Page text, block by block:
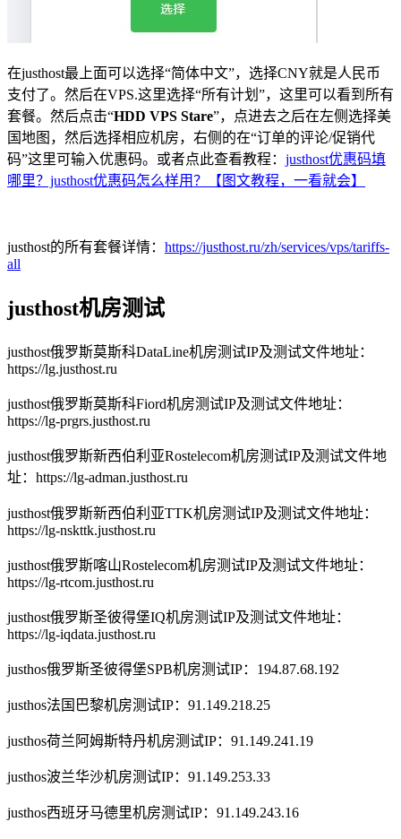
在justhost最上面可以选择“简体中文”，选择CNY就是人民币
支付了。然后在VPS.这里选择“所有计划”，这里可以看到所有
套餐。然后点击“HDD VPS Stare”，点进去之后在左侧选择美
国地图，然后选择相应机房，右侧的在“订单的评论/促销代
码”这里可输入优惠码。或者点此查看教程： justhost优惠码填
哪里？justhost优惠码怎么样用？【图文教程，一看就会】
justhost的所有套餐详情： https://justhost.ru/zh/services/vps/tariffs-
all
justhost机房测试
justhost俄罗斯莫斯科DataLine机房测试IP及测试文件地址：
https://lg.justhost.ru
justhost俄罗斯莫斯科Fiord机房测试IP及测试文件地址：
https://lg-prgrs.justhost.ru
justhost俄罗斯新西伯利亚Rostelecom机房测试IP及测试文件地
址：https://lg-adman.justhost.ru
justhost俄罗斯新西伯利亚TTK机房测试IP及测试文件地址：
https://lg-nskttk.justhost.ru
justhost俄罗斯喀山Rostelecom机房测试IP及测试文件地址：
https://lg-rtcom.justhost.ru
justhost俄罗斯圣彼得堡IQ机房测试IP及测试文件地址：
https://lg-iqdata.justhost.ru
justhos俄罗斯圣彼得堡SPB机房测试IP：194.87.68.192
justhos法国巴黎机房测试IP：91.149.218.25
justhos荷兰阿姆斯特丹机房测试IP：91.149.241.19
justhos波兰华沙机房测试IP：91.149.253.33
justhos西班牙马德里机房测试IP：91.149.243.16